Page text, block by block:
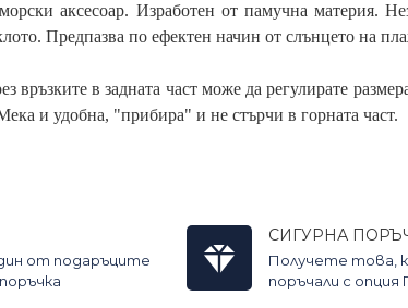
аксесоар. Изработен от памучна материя.
Предпазва по ефектен начин от слънцето на
в задната част може да регулирате
и удобна, "прибира" и не стърчи в горната част.
от подаръците
СИГУРНА
Получете това,
поръчали с